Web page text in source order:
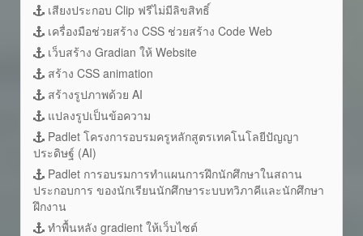
เสียงประกอบ Clip ฟรีไม่มีลิขสิทธิ์
เครื่องมือช่วยสร้าง CSS ช่วยสร้าง Code Web
เว็บสร้าง Gradian ให้ Website
สร้าง CSS animation
สร้างรูปภาพด้วย AI
แปลงรูปเป็นข้อความ
Padlet โครงการอบรมครูหลักสูตรเทคโนโลยีปัญญา
ประดิษฐ์ (AI)
Padlet การอบรมการทำแผนการฝึกนักศึกษาในสถาน
ประกอบการ ของนักเรียนนักศึกษาระบบทวิภาคีและนักศึกษา
ฝึกงาน
ทำพื้นหลัง gradient ให้เว็บไซต์